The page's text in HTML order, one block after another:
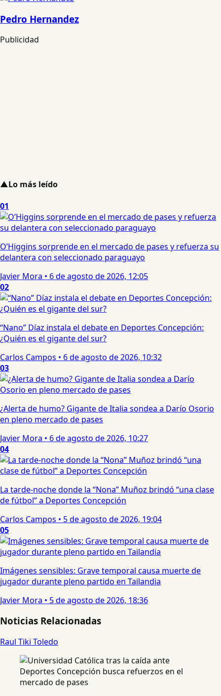
Pedro Hernandez
Publicidad
▲Lo más leído
01
O’Higgins sorprende en el mercado de pases y refuerza su
delantera con seleccionado paraguayo
Javier Mora • 6 de agosto de 2026, 12:05
02
“Nano” Díaz instala el debate en Deportes Concepción:
¿Quién es el gigante del sur?
Carlos Campos • 6 de agosto de 2026, 10:32
03
¿Alerta de humo? Gigante de Italia sondea a Darío Osorio
en pleno mercado de pases
Javier Mora • 6 de agosto de 2026, 10:27
04
La tarde-noche donde la “Nona” Muñoz brindó “una clase
de fútbol” a Deportes Concepción
Carlos Campos • 5 de agosto de 2026, 19:04
05
Imágenes sensibles: Grave temporal causa muerte de
jugador durante pleno partido en Tailandia
Javier Mora • 5 de agosto de 2026, 18:36
Noticias Relacionadas
Raul Tiki Toledo